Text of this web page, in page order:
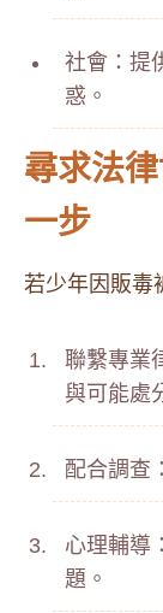
社會：提
惑。
尋求法
一步
若少年因販毒
聯繫專業
與可能處
配合調查
心理輔導
題。